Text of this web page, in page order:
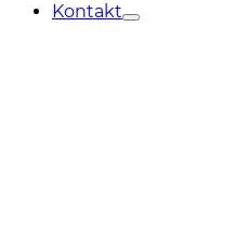
Kontakt